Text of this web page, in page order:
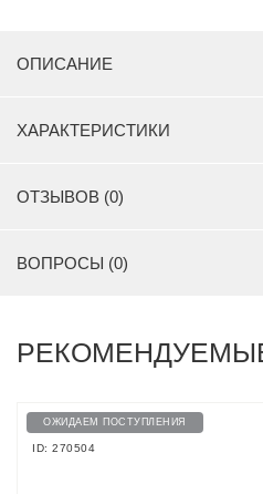
ОПИСАНИЕ
ХАРАКТЕРИСТИКИ
ОТЗЫВОВ (0)
ВОПРОСЫ (0)
ОЖИДАЕМ ПОСТУПЛЕНИЯ
ID: 270504